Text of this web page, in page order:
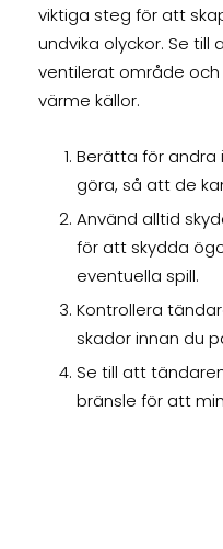
viktiga steg för att
undvika olyckor. Se
ventilerat område
värme källor.
Berätta för andra
göra, så att de
Använd alltid
för att skydda
eventuella spill.
Kontrollera
skador innan du
Se till att
bränsle för att